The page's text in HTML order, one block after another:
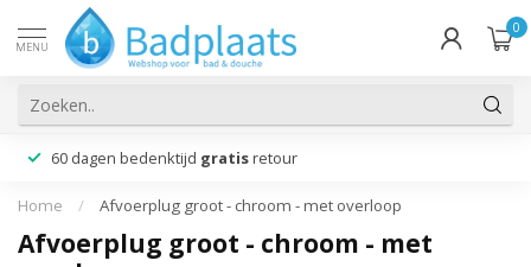
MENU
0
60 dagen bedenktijd gratis retour
Home / Afvoerplug groot - chroom - met overloop
Afvoerplug groot - chroom - met